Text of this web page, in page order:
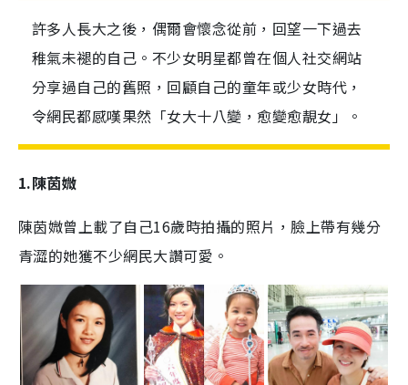
許多人長大之後，偶爾會懷念從前，回望一下過去
稚氣未褪的自己。不少女明星都曾在個人社交網站
分享過自己的舊照，回顧自己的童年或少女時代，
令網民都感嘆果然「女大十八變，愈變愈靚女」。
1.陳茵媺
陳茵媺曾上載了自己16歲時拍攝的照片，臉上帶有幾分
青澀的她獲不少網民大讚可愛。